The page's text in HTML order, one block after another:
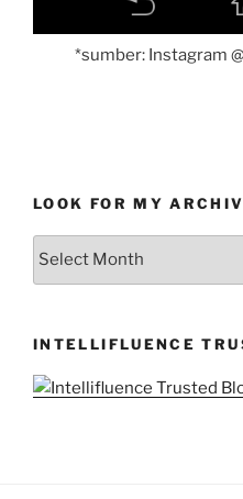
*sumber: Instagram
LOOK FOR MY
LOOK
INTELLIFLUENCE